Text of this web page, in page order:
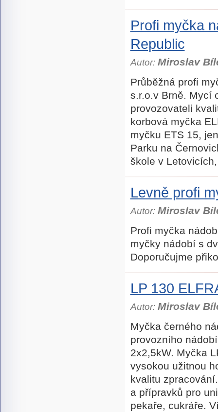
Profi myčka
Republic
Autor: Miroslav
Průběžná profi
s.r.o.v Brně. Mycí
provozovateli
korbová myčka
myčku ETS 15,
Parku na
škole v
Levně profi
Autor: Miroslav
Profi myčka
myčky nádobí s
Doporučujme
LP 130
Autor: Miroslav
Myčka černého
provozního
2x2,5kW. Myčka
vysokou užitnou
kvalitu
a přípravků pro
pekaře, cukráře.